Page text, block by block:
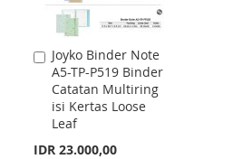
Joyko Binder Note
A5-TP-P519 Binder
Catatan Multiring
isi Kertas Loose
Leaf
IDR 23.000,00
Add
to
Cart